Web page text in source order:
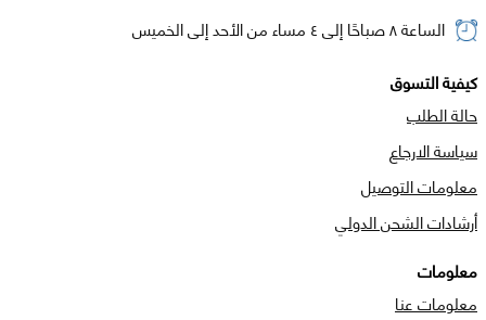
الساعة ٨ صباحًا إلى ٤ مساء من الأحد إلى الخميس
كيفية التسوق
حالة الطلب
سياسة الارجاع
معلومات التوصيل
أرشادات الشحن الدولي
معلومات
معلومات عنا